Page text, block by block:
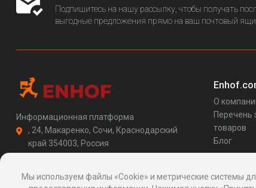
Подпишитесь на нашу рассылку, чтобы получать
выгодные предложения прямо на ваш почтовый
Информационная платформа
, 24, Макаренко, Сочи, Краснодарский
край 354003, Россия
http://enhof.com
О
Перечень
товаров
Блог
Мы используем файлы «Cookie» и метрические системы